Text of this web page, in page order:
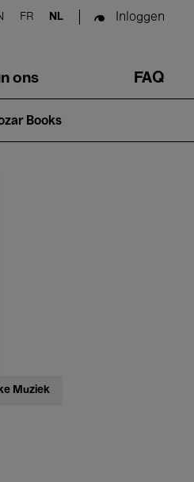
FR NL Inloggen
ons FAQ
Books
Muziek